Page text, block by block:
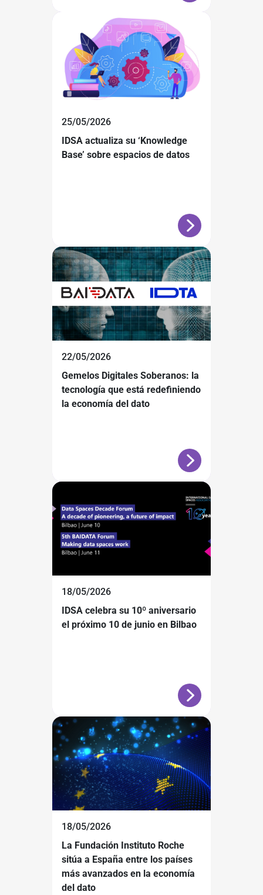
25/05/2026
IDSA actualiza su ‘Knowledge
Base’ sobre espacios de datos
22/05/2026
Gemelos Digitales Soberanos: la
tecnología que está redefiniendo
la economía del dato
18/05/2026
IDSA celebra su 10º aniversario
el próximo 10 de junio en Bilbao
18/05/2026
La Fundación Instituto Roche
sitúa a España entre los países
más avanzados en la economía
del dato